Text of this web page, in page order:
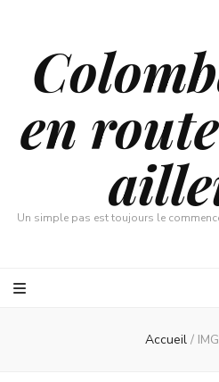
en
Un simple pas est toujours le
Accueil /